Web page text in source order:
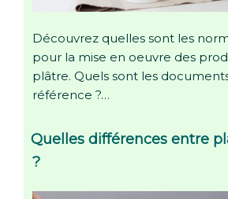
Découvrez quelles sont les
pour la mise en oeuvre des
plâtre. Quels sont les
référence ?…
Quelles différences entre
?